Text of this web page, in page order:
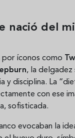
nació del
por íconos como
, la delgadez
y disciplina. La
con ese
sofisticada.
evocaban la